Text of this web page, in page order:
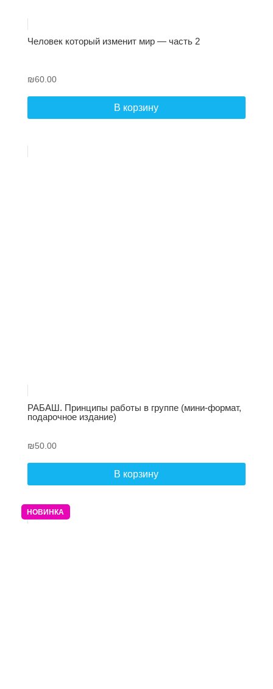
Человек который изменит мир — часть 2
₪60.00
В корзину
РАБАШ. Принципы работы в группе (мини-формат,
подарочное издание)
₪50.00
В корзину
НОВИНКА